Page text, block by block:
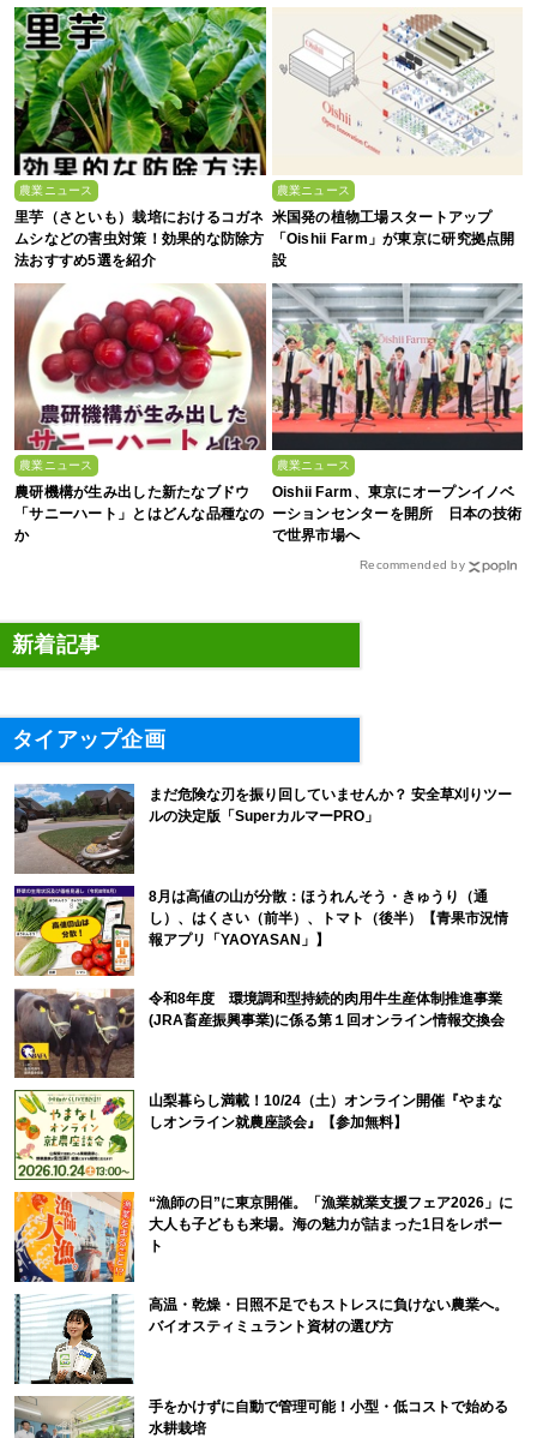
農業ニュース
里芋（さといも）栽培におけるコガネ
ムシなどの害虫対策！効果的な防除方
法おすすめ5選を紹介
農業ニュース
米国発の植物工場スタートアップ
「Oishii Farm」が東京に研究拠点開
設
農業ニュース
農研機構が生み出した新たなブドウ
「サニーハート」とはどんな品種なの
か
農業ニュース
Oishii Farm、東京にオープンイノベ
ーションセンターを開所 日本の技術
で世界市場へ
Recommended by
新着記事
タイアップ企画
まだ危険な刃を振り回していませんか？ 安全草刈りツー
ルの決定版「SuperカルマーPRO」
8月は高値の山が分散：ほうれんそう・きゅうり（通
し）、はくさい（前半）、トマト（後半）【青果市況情
報アプリ「YAOYASAN」】
令和8年度 環境調和型持続的肉用牛生産体制推進事業
(JRA畜産振興事業)に係る第１回オンライン情報交換会
山梨暮らし満載！10/24（土）オンライン開催『やまな
しオンライン就農座談会』【参加無料】
“漁師の日”に東京開催。「漁業就業支援フェア2026」に
大人も子どもも来場。海の魅力が詰まった1日をレポー
ト
高温・乾燥・日照不足でもストレスに負けない農業へ。
バイオスティミュラント資材の選び方
手をかけずに自動で管理可能！小型・低コストで始める
水耕栽培